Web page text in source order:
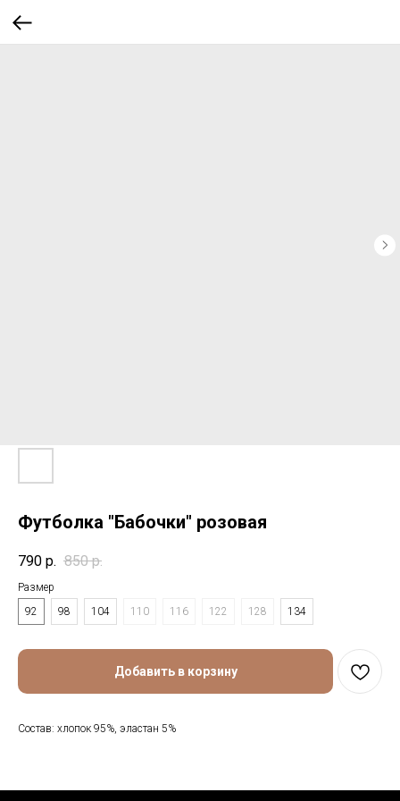
Футболка "Бабочки" розовая
790 р. 850 р.
Размер
92
98 104 110 116 122 128 134
Добавить в корзину
Состав: хлопок 95%, эластан 5%